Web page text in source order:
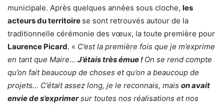
municipale. Après quelques années sous cloche, les
acteurs du territoire se sont retrouvés autour de la
traditionnelle cérémonie des vœux, la toute première pour
Laurence Picard. « C’est la première fois que je m’exprime
en tant que Maire… J’étais très émue ! On se rend compte
qu’on fait beaucoup de choses et qu’on a beaucoup de
projets… C’était assez long, je le reconnais, mais on avait
envie de s’exprimersur toutes nos réalisations et nos